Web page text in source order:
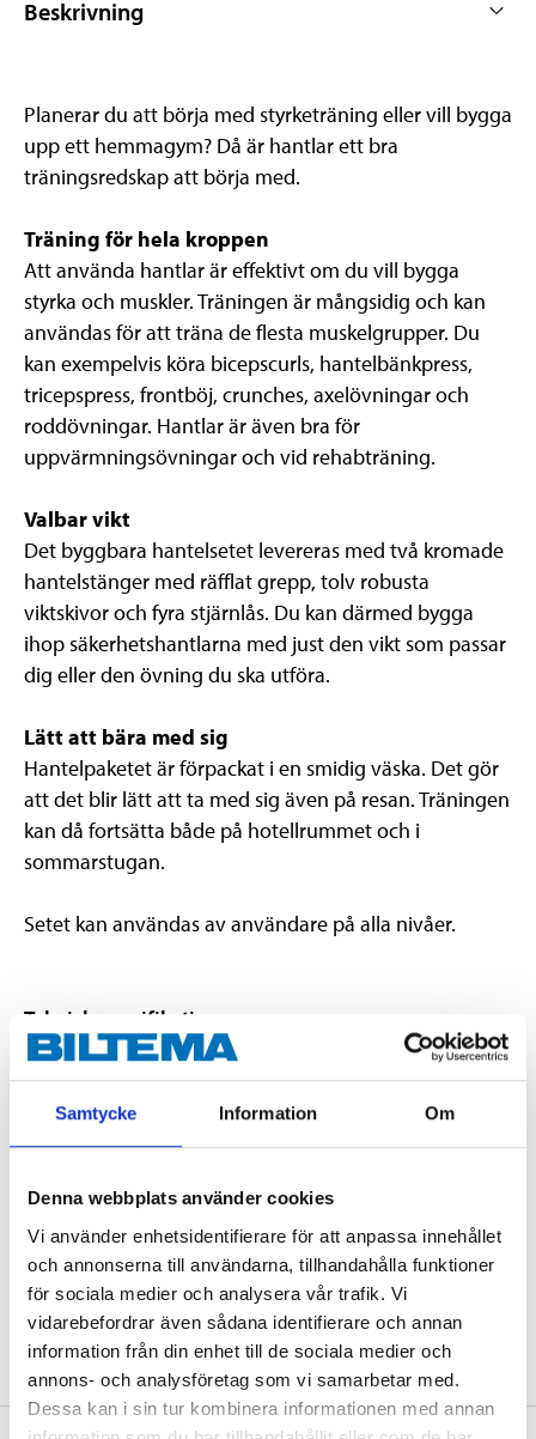
Samtycke Information Om
Denna webbplats använder cookies
Vi använder enhetsidentifierare för att anpassa innehållet
och annonserna till användarna, tillhandahålla funktioner
för sociala medier och analysera vår trafik. Vi
vidarebefordrar även sådana identifierare och annan
information från din enhet till de sociala medier och
annons- och analysföretag som vi samarbetar med.
Dessa kan i sin tur kombinera informationen med annan
Beskrivning
Planerar du att börja med styrketräning eller vill bygga
upp ett hemmagym? Då är hantlar ett bra
träningsredskap att börja med.
Träning för hela kroppen
Att använda hantlar är effektivt om du vill bygga
styrka och muskler. Träningen är mångsidig och kan
användas för att träna de flesta muskelgrupper. Du
kan exempelvis köra bicepscurls, hantelbänkpress,
tricepspress, frontböj, crunches, axelövningar och
roddövningar. Hantlar är även bra för
uppvärmningsövningar och vid rehabträning.
Valbar vikt
Det byggbara hantelsetet levereras med två kromade
hantelstänger med räfflat grepp, tolv robusta
viktskivor och fyra stjärnlås. Du kan därmed bygga
ihop säkerhetshantlarna med just den vikt som passar
dig eller den övning du ska utföra.
Lätt att bära med sig
Hantelpaketet är förpackat i en smidig väska. Det gör
att det blir lätt att ta med sig även på resan. Träningen
kan då fortsätta både på hotellrummet och i
sommarstugan.
Setet kan användas av användare på alla nivåer.
Teknisk specifikation
Innehåll
två hantelstänger (2 x 1,9
kg), 12 viktskivor (4 x 0,5
kg, 8 x 1 kg), 4 x stjärnlås
Diameter
29 mm (viktskivornas hål)
Diameter
28 mm (hantelstänger)
Material
gjutjärn, stål, förkromat
nickel, gummi (packning),
PE-plast (väska)